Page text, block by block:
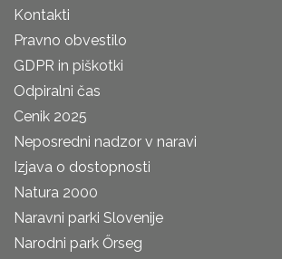
Kontakti
Pravno obvestilo
GDPR in piškotki
Odpiralni čas
Cenik 2025
Neposredni nadzor v naravi
Izjava o dostopnosti
Natura 2000
Naravni parki Slovenije
Narodni park Őrseg